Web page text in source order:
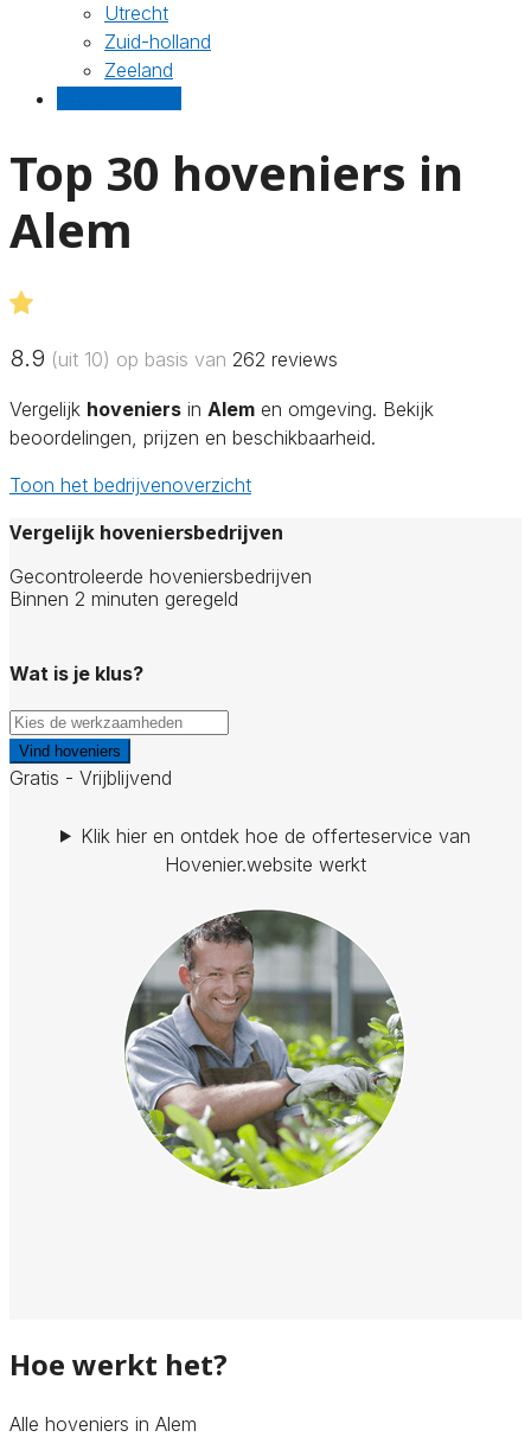
Utrecht
Zuid-holland
Zeeland
Top 30 hoveniers in
Alem
8.9 (uit 10) op basis van 262 reviews
Vergelijk hoveniers in Alem en omgeving. Bekijk
beoordelingen, prijzen en beschikbaarheid.
Toon het bedrijvenoverzicht
Vergelijk hoveniersbedrijven
Gecontroleerde hoveniersbedrijven
Binnen 2 minuten geregeld
Wat is je klus?
Vind hoveniers
Gratis - Vrijblijvend
Klik hier en ontdek hoe de offerteservice van
Hovenier.website werkt
Hoe werkt het?
Alle hoveniers in Alem